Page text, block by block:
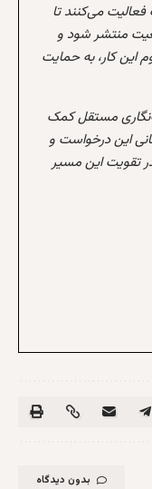
فعالیت می‌کنند تا
منتشر شود و
این کار، به حمایت
مستقل کمک
این درخواست و
تقویت این مسیر
بدون دیدگاه